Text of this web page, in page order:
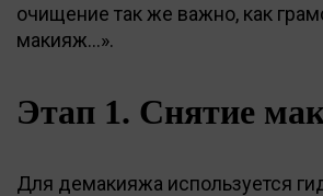
очищение так же важно, как
макияж…».
Этап 1. Снятие
Для демакияжа используется